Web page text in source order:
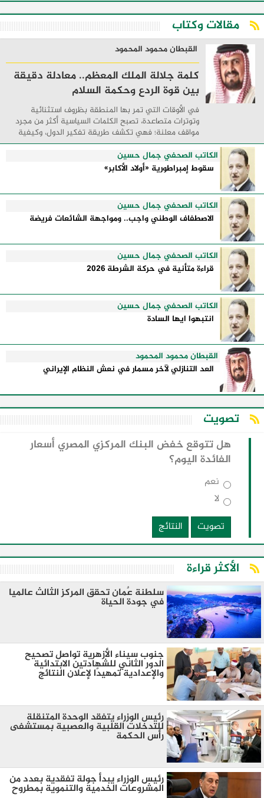
مقالات وكتاب
القبطان محمود المحمود
كلمة جلالة الملك المعظم.. معادلة دقيقة
بين قوة الردع وحكمة السلام
في الأوقات التي تمر بها المنطقة بظروف استثنائية
وتوترات متصاعدة، تصبح الكلمات السياسية أكثر من مجرد
مواقف معلنة؛ فهي تكشف طريقة تفكير الدول، وكيفية
إدارتها للأزمات، والحدود التي تفصل بين القوة ...
الكاتب الصحفي جمال حسين
سقوط إمبراطورية «أولاد الأكابر»
الكاتب الصحفي جمال حسين
الاصطفاف الوطني واجب.. ومواجهة الشائعات فريضة
الكاتب الصحفي جمال حسين
قراءة متأنية في حركة الشرطة 2026
الكاتب الصحفي جمال حسين
انتبهوا ايها السادة
القبطان محمود المحمود
العد التنازلي لآخر مسمار في نعش النظام الإيراني
تصويت
هل تتوقع خفض البنك المركزي المصري أسعار
الفائدة اليوم؟
نعم
لا
تصويت
النتائج
الأكثر قراءة
سلطنة عٌمان تحقق المركز الثالث عالميا
في جودة الحياة
جنوب سيناء الأزهرية تواصل تصحيح
الدور الثاني للشهادتين الابتدائية
والإعدادية تمهيدًا لإعلان النتائج
رئيس الوزراء يتفقد الوحدة المتنقلة
للتدخلات القلبية والعصبية بمستشفى
رأس الحكمة
رئيس الوزراء يبدأ جولة تفقدية بعدد من
المشروعات الخدمية والتنموية بمطروح